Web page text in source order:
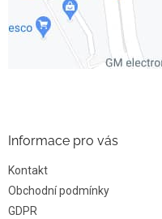
Informace pro vás
Kontakt
Obchodní podmínky
GDPR